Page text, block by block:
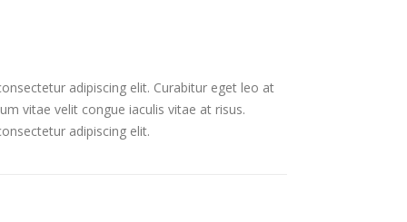
adipiscing elit. Curabitur eget leo at
vitae velit congue iaculis vitae at risus.
adipiscing elit.